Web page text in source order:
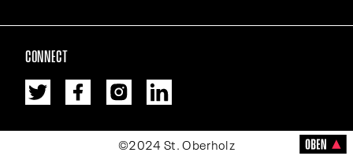
CONNECT
©2024 St. Oberholz